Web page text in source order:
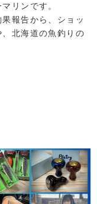
リンです。
報告から、ショッ
北海道の魚釣りの